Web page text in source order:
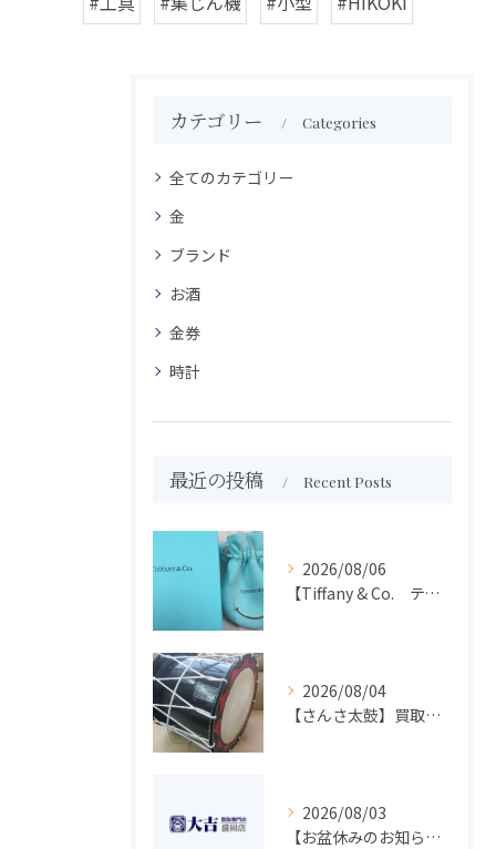
カテゴリー Categories
全てのカテゴリー
金
ブランド
お酒
金券
時計
最近の投稿 Recent Posts
2026/08/06
【Tiffany & Co. ティファニー】買取 大吉盛岡店 アクセサリー買取しました！！
2026/08/04
【さんさ太鼓】買取 大吉盛岡店 楽器 買取します！！
2026/08/03
【お盆休みのお知らせ】買取専門 大吉 盛岡店